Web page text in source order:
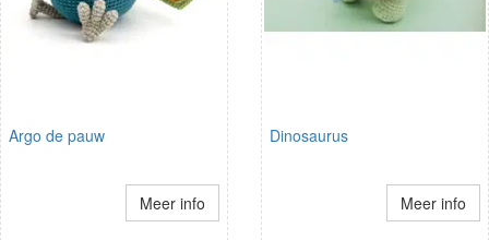
Argo de pauw
Meer info
Dinosaurus
Meer info